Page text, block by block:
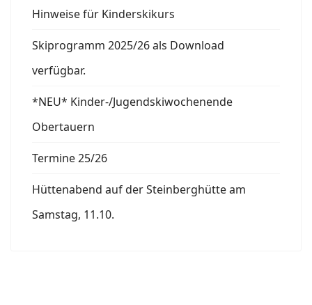
Hinweise für Kinderskikurs
Skiprogramm 2025/26 als Download
verfügbar.
*NEU* Kinder-/Jugendskiwochenende
Obertauern
Termine 25/26
Hüttenabend auf der Steinberghütte am
Samstag, 11.10.